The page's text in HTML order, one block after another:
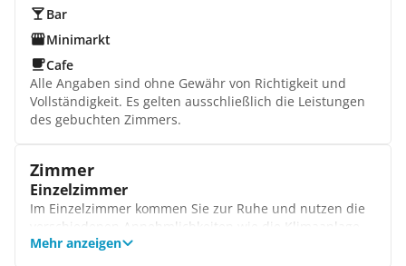
Bar
Minimarkt
Cafe
Alle Angaben sind ohne Gewähr von Richtigkeit und
Vollständigkeit. Es gelten ausschließlich die Leistungen
des gebuchten Zimmers.
Zimmer
Einzelzimmer
Im Einzelzimmer kommen Sie zur Ruhe und nutzen die
verschiedenen Annehmlichkeiten wie die Klimaanlage,
die jederzeit für eine angenehme Raumtemperatur
Mehr anzeigen